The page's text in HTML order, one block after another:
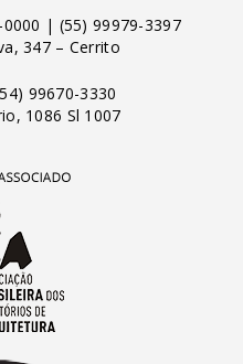
| (55) 99979-3397
347 – Cerrito
99670-3330
1086 Sl 1007